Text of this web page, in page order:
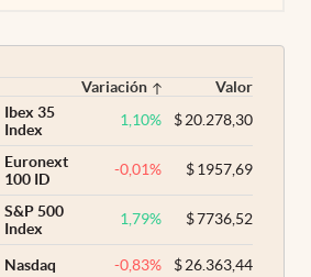
Variación
Valor
Ibex 35
Index
1,10% $20.278,30
Euronext
100 ID
-0,01% $1957,69
S&P 500
Index
1,79% $7736,52
Nasdaq -0,83% $26.363,44